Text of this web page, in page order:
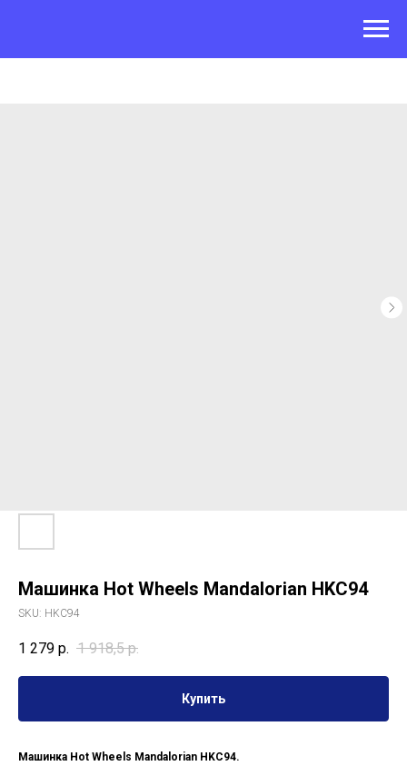
Машинка Hot Wheels Mandalorian HKC94
SKU: HKC94
1 279 р. 1 918,5 р.
Купить
Машинка Hot Wheels Mandalorian HKC94.